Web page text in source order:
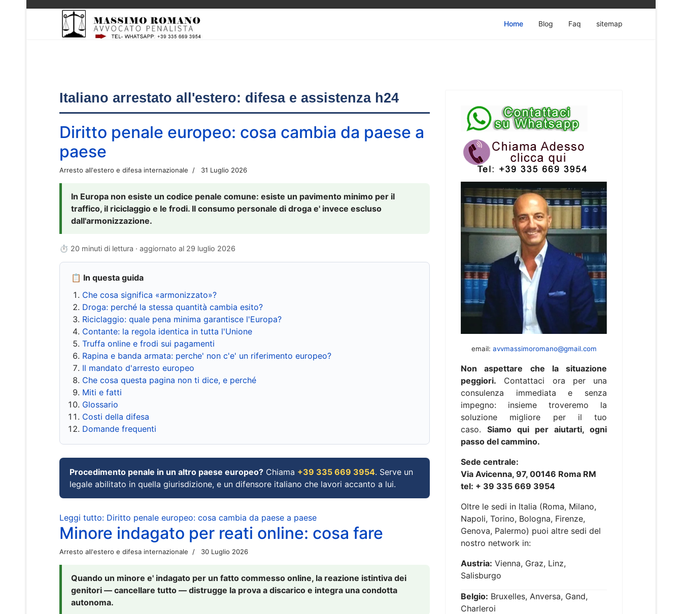
Home Blog Faq sitemap
Italiano arrestato all'estero: difesa e assistenza h24
Diritto penale europeo: cosa cambia da paese a
paese
Arresto all'estero e difesa internazionale 31 Luglio 2026
In Europa non esiste un codice penale comune: esiste un pavimento minimo per il
traffico, il riciclaggio e le frodi. Il consumo personale di droga e' invece escluso
dall'armonizzazione.
⏱ 20 minuti di lettura · aggiornato al 29 luglio 2026
📋 In questa guida
Che cosa significa «armonizzato»?
Droga: perché la stessa quantità cambia esito?
Riciclaggio: quale pena minima garantisce l'Europa?
Contante: la regola identica in tutta l'Unione
Truffa online e frodi sui pagamenti
Rapina e banda armata: perche' non c'e' un riferimento europeo?
Il mandato d'arresto europeo
Che cosa questa pagina non ti dice, e perché
Miti e fatti
Glossario
Costi della difesa
Domande frequenti
Procedimento penale in un altro paese europeo? Chiama +39 335 669 3954. Serve un
legale abilitato in quella giurisdizione, e un difensore italiano che lavori accanto a lui.
Leggi tutto: Diritto penale europeo: cosa cambia da paese a paese
Minore indagato per reati online: cosa fare
Arresto all'estero e difesa internazionale 30 Luglio 2026
Quando un minore e' indagato per un fatto commesso online, la reazione istintiva dei
genitori — cancellare tutto — distrugge la prova a discarico e integra una condotta
autonoma.
email: avvmassimoromano@gmail.com
Non aspettare che la situazione
peggiori. Contattaci ora per una
consulenza immediata e senza
impegno: insieme troveremo la
soluzione migliore per il tuo
caso. Siamo qui per aiutarti, ogni
passo del cammino.
Sede centrale:
Via Avicenna, 97, 00146 Roma RM
tel: + 39 335 669 3954
Oltre le sedi in Italia (Roma, Milano,
Napoli, Torino, Bologna, Firenze,
Genova, Palermo) puoi altre sedi del
nostro network in:
Austria: Vienna, Graz, Linz,
Salisburgo
Belgio: Bruxelles, Anversa, Gand,
Charleroi